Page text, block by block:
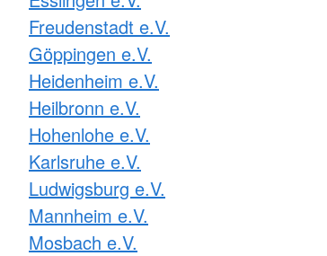
Freudenstadt e.V.
Göppingen e.V.
Heidenheim e.V.
Heilbronn e.V.
Hohenlohe e.V.
Karlsruhe e.V.
Ludwigsburg e.V.
Mannheim e.V.
Mosbach e.V.